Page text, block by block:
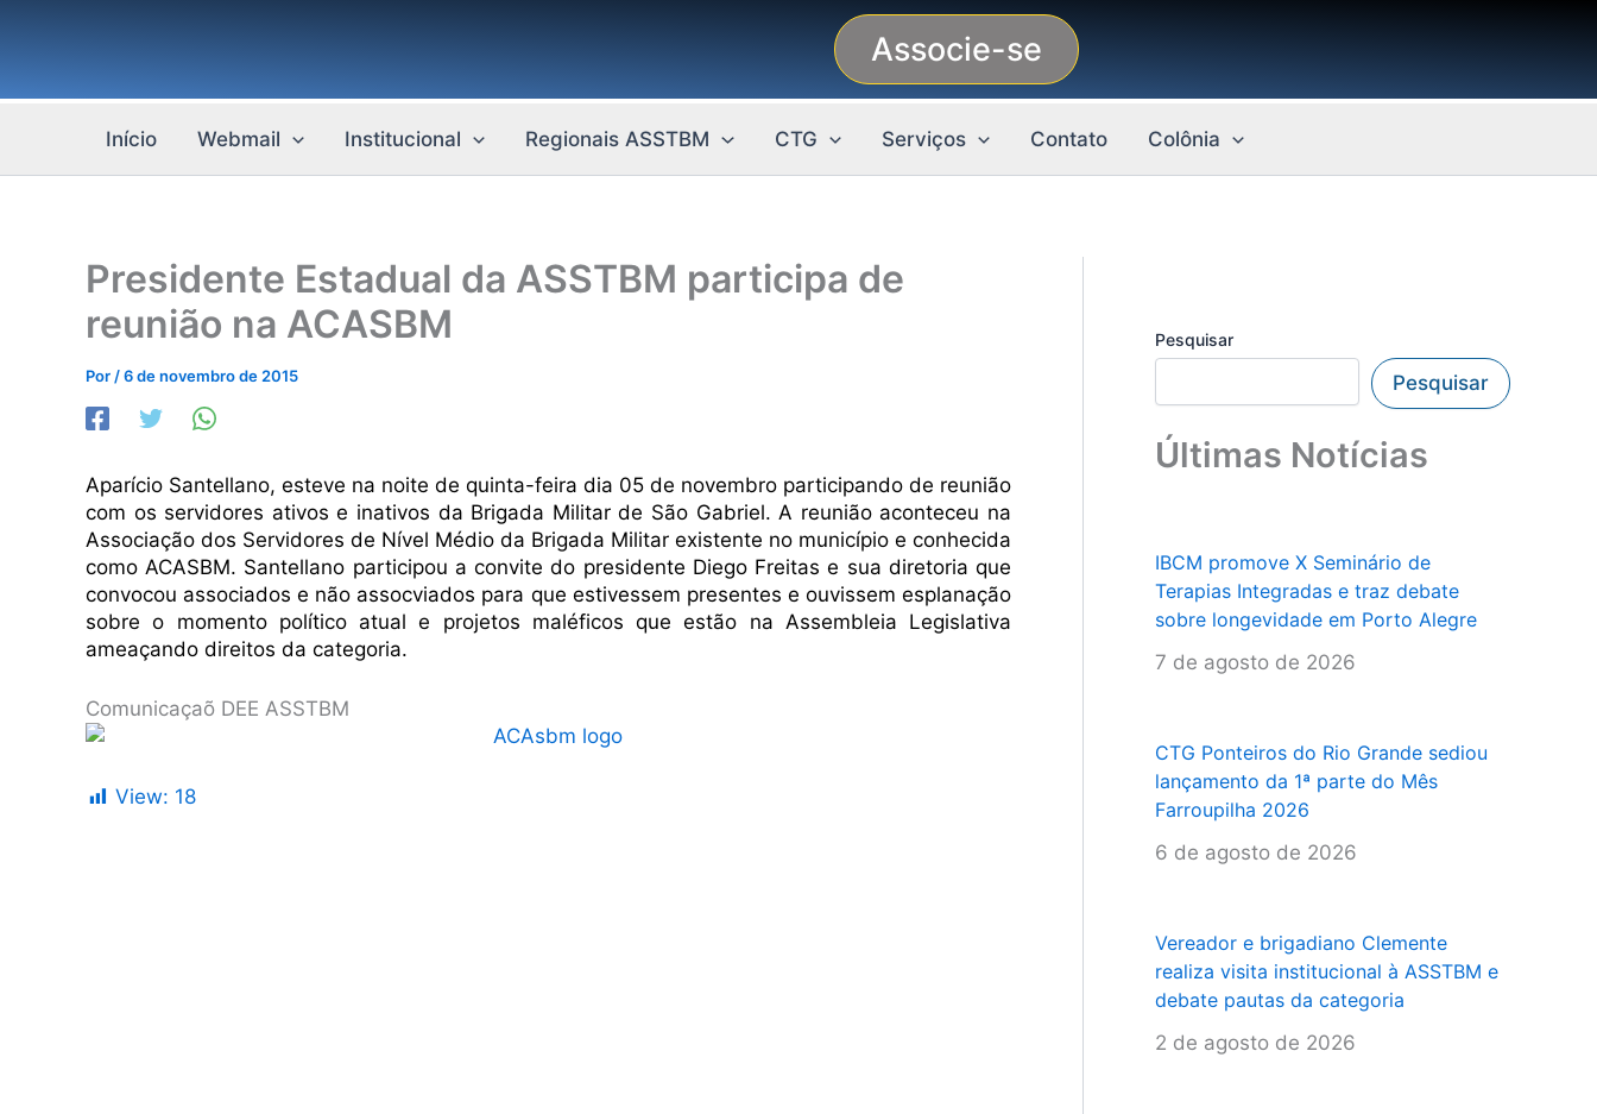
conteúdo
Associe-se
Início Webmail Institucional Regionais ASSTBM CTG Serviços Contato Colônia
Presidente Estadual da ASSTBM participa de
reunião na ACASBM
Por /6 de novembro de 2015
Aparício Santellano, esteve na noite de quinta-feira dia 05 de novembro participando de reunião
com os servidores ativos e inativos da Brigada Militar de São Gabriel. A reunião aconteceu na
Associação dos Servidores de Nível Médio da Brigada Militar existente no município e conhecida
como ACASBM. Santellano participou a convite do presidente Diego Freitas e sua diretoria que
convocou associados e não assocviados para que estivessem presentes e ouvissem esplanação
sobre o momento político atual e projetos maléficos que estão na Assembleia Legislativa
ameaçando direitos da categoria.
Comunicaçaõ DEE ASSTBM
View: 18
Pesquisar
Pesquisar
Últimas Notícias
IBCM promove X Seminário de
Terapias Integradas e traz debate
sobre longevidade em Porto Alegre
7 de agosto de 2026
CTG Ponteiros do Rio Grande sediou
lançamento da 1ª parte do Mês
Farroupilha 2026
6 de agosto de 2026
Vereador e brigadiano Clemente
realiza visita institucional à ASSTBM e
debate pautas da categoria
2 de agosto de 2026